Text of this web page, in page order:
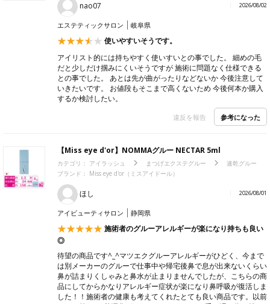
nao07 2026/08/02
エステティックサロン 岐阜県
使いやすいそうです。
アイリスト的には持ちやすく使いすいとの事でした。 細めの毛
だと少しだけ掴みにくいそうですが 施術に問題なく仕様できる
との事でした。 あとは先が曲がったりなどないか 今後注意して
いきたいです。 お値段もそこまで高くないため 今後何本か購入
するか検討したい。
違反を報告 参考になった
【Miss eye d'or】NOMMAグルー NECTAR 5ml
カテゴリ： アイラッシュ まつげエクステグルー
速乾グルー
ブランド： Miss eye d'or（ミスアイドール）
ほし 2026/08/01
アイビューティサロン 静岡県
施術者のグルーアレルギーが楽になり持ちも良い
◎
待望の商品です^_^マツエクグルーアレルギーがひどく、今まで
は別メーカーのグルーで仕事中や帰宅後鼻で息が出来ないくらい
鼻が詰まりくしゃみと鼻水が止まりませんでしたが、こちらの商
品にしてからかなりアレルギー症状が楽になり鼻呼吸が復活しま
した！！施術者の健康も考えてくれたとても良い商品です。以前